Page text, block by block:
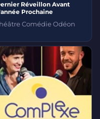
Réveillon Avant
Prochaine
Comédie Odéon